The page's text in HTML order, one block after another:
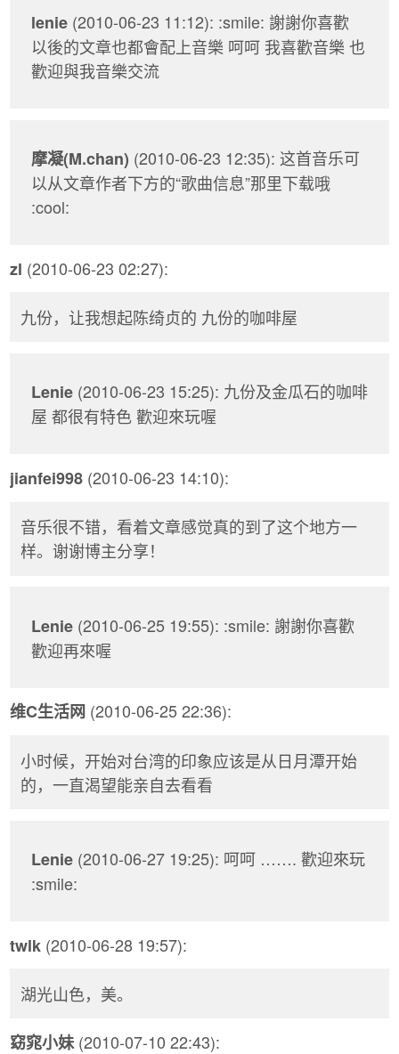
lenie (2010-06-23 11:12): :smile: 謝謝你喜歡
以後的文章也都會配上音樂 呵呵 我喜歡音樂 也
歡迎與我音樂交流
摩凝(M.chan) (2010-06-23 12:35): 这首音乐可
以从文章作者下方的“歌曲信息”那里下载哦
:cool:
zl (2010-06-23 02:27):
九份，让我想起陈绮贞的 九份的咖啡屋
Lenie (2010-06-23 15:25): 九份及金瓜石的咖啡
屋 都很有特色 歡迎來玩喔
jianfei998 (2010-06-23 14:10):
音乐很不错，看着文章感觉真的到了这个地方一
样。谢谢博主分享！
Lenie (2010-06-25 19:55): :smile: 謝謝你喜歡
歡迎再來喔
维C生活网 (2010-06-25 22:36):
小时候，开始对台湾的印象应该是从日月潭开始
的，一直渴望能亲自去看看
Lenie (2010-06-27 19:25): 呵呵 ……. 歡迎來玩
:smile:
twlk (2010-06-28 19:57):
湖光山色，美。
窈窕小妹(2010-07-10 22:43):